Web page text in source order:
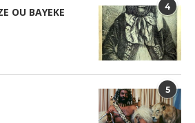
4
OU BAYEKE
5